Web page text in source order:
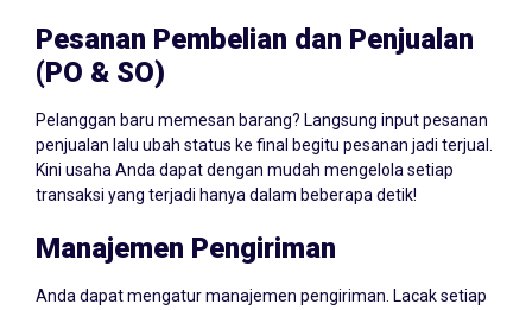
Pesanan Pembelian dan Penjualan
(PO & SO)
Pelanggan baru memesan barang? Langsung input pesanan
penjualan lalu ubah status ke final begitu pesanan jadi terjual.
Kini usaha Anda dapat dengan mudah mengelola setiap
transaksi yang terjadi hanya dalam beberapa detik!
Manajemen Pengiriman
Anda dapat mengatur manajemen pengiriman. Lacak setiap